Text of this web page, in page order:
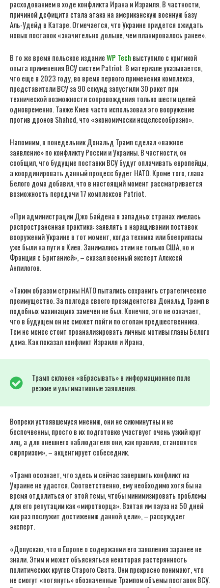
расходованием в ходе конфликта Ирана и Израиля. В частности,
причиной дефицита стала атака на американскую военную базу
Аль-Удейд в Катаре. Отмечается, что Украине придется ожидать
новых поставок «значительно дольше, чем планировалось ранее».
В то же время польское изданиеWP Tech выступило с критикой
опыта применения ВСУ систем Patriot. В материале указывается,
что еще в 2023 году, во время первого применения комплекса,
представители ВСУ за 90 секунд запустили 30 ракет при
технической возможности сопровождения только шести целей
одновременно. Также Киев часто использовал это вооружение
против дронов Shahed, что «экономически нецелесообразно».
Напомним, в понедельник Дональд Трамп сделал «важное
заявление» по конфликту России и Украины. В частности, он
сообщил, что будущие поставки ВСУ будут оплачивать европейцы,
а координировать данный процесс будет НАТО. Кроме того, глава
Белого дома добавил, что в настоящий момент рассматривается
возможность передачи 17 комплексов Patriot.
«При администрации Джо Байдена в западных странах имелась
распространенная практика: заявлять о наращивании поставок
вооружений Украине в тот момент, когда техника или боеприпасы
уже были на пути в Киев. Занимались этим не только США, но и
Франция с Британией», – сказал военный эксперт Алексей
Анпилогов.
«Таким образом страны НАТО пытались сохранить стратегическое
преимущество. За полгода своего президентства Дональд Трамп в
подобных махинациях замечен не был. Конечно, это не означает,
что в будущем он не сможет пойти по стопам предшественника.
Тем не менее стоит проанализировать личные мотивы главы Белого
дома. Как показал конфликт Израиля и Ирана,
Трамп склонен «вбрасывать» в информационное поле
резкие и ультимативные заявления.
Вопреки устоявшемуся мнению, они не сиюминутны и не
беспочвенны, просто в их подготовке участвует очень узкий круг
лиц, а для внешнего наблюдателя они, как правило, становятся
сюрпризом», – акцентирует собеседник.
«Трамп осознает, что здесь и сейчас завершить конфликт на
Украине не удастся. Соответственно, ему необходимо хотя бы на
время отдалиться от этой темы, чтобы минимизировать проблемы
для его репутации как «миротворца». Взятая им пауза на 50 дней
как раз послужит достижению данной цели», – рассуждает
эксперт.
«Допускаю, что в Европе о содержании его заявления заранее не
знали. Этим и может объясняться некоторая растерянность
политических кругов Старого Света. Они прекрасно понимают, что
не смогут «потянуть» обозначенные Трампом объемы поставок ВСУ.